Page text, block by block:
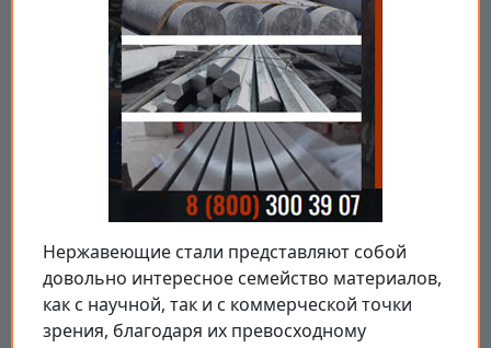
Нержавеющие стали представляют собой
довольно интересное семейство материалов,
как с научной, так и с коммерческой точки
зрения, благодаря их превосходному